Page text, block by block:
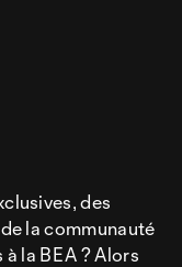
des
la communauté
la BEA ? Alors